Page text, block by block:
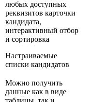
любых доступных
реквизитов карточки
кандидата,
интерактивный отбор
и сортировка
Настраиваемые
списки кандидатов
Можно получить
данные как в виде
таблицы, так и